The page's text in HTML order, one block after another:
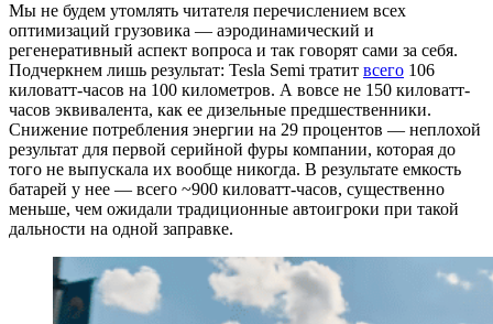
Мы не будем утомлять читателя перечислением всех
оптимизаций грузовика — аэродинамический и
регенеративный аспект вопроса и так говорят сами за себя.
Подчеркнем лишь результат: Tesla Semi тратит всего 106
киловатт-часов на 100 километров. А вовсе не 150 киловатт-
часов эквивалента, как ее дизельные предшественники.
Снижение потребления энергии на 29 процентов — неплохой
результат для первой серийной фуры компании, которая до
того не выпускала их вообще никогда. В результате емкость
батарей у нее — всего ~900 киловатт-часов, существенно
меньше, чем ожидали традиционные автоигроки при такой
дальности на одной заправке.